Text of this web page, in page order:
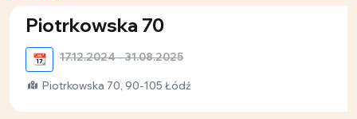
Piotrkowska 70
📆 17.12.2024 - 31.08.2025
Piotrkowska 70, 90-105 Łódź